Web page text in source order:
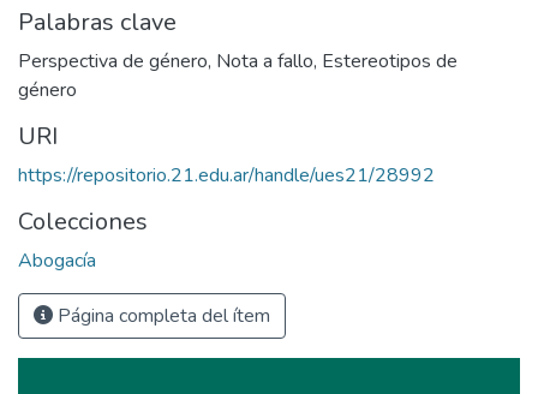
Palabras clave
Perspectiva de género, Nota a fallo, Estereotipos de
género
URI
https://repositorio.21.edu.ar/handle/ues21/28992
Colecciones
Abogacía
Página completa del ítem